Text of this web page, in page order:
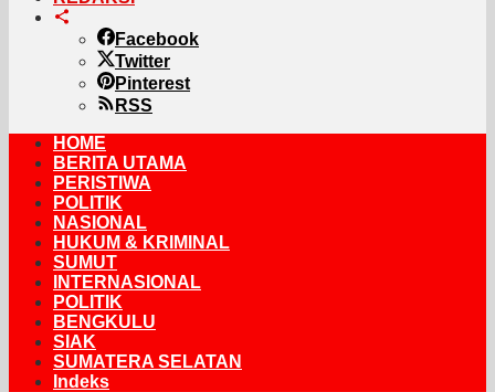
Facebook
Twitter
Pinterest
RSS
HOME
BERITA UTAMA
PERISTIWA
POLITIK
NASIONAL
HUKUM & KRIMINAL
SUMUT
INTERNASIONAL
POLITIK
BENGKULU
SIAK
SUMATERA SELATAN
Indeks